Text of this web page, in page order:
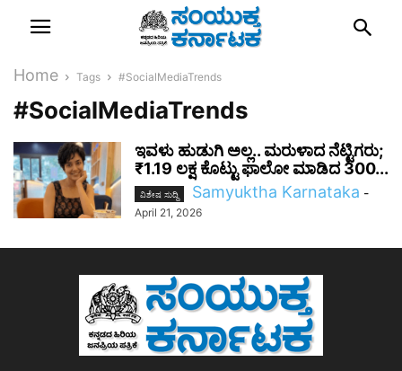
Home Tags #SocialMediaTrends
#SocialMediaTrends
ಇವಳು ಹುಡುಗಿ ಅಲ್ಲ.. ಮರುಳಾದ ನೆಟ್ಟಿಗರು;
₹1.19 ಲಕ್ಷ ಕೊಟ್ಟು ಫಾಲೋ ಮಾಡಿದ 300...
ವಿಶೇಷ ಸುದ್ದಿ Samyuktha Karnataka -
April 21, 2026